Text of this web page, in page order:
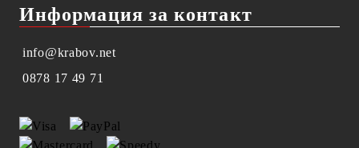
Информация за контакт
info@krabov.net
0878 17 49 71